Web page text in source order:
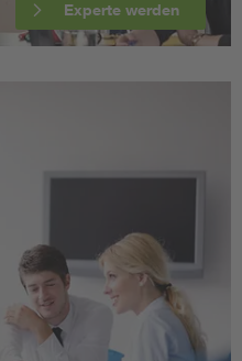
Experte werden